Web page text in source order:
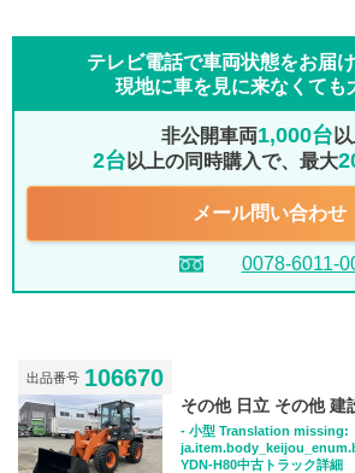
テレビ電話で車両状態をお届け
現地に車を見に来なくても
非公開車両1,000台
2台 以上の同時購入で、最大
メール問い合わせ
0078-6011-
出品番号 106670
その他 日立 その他 建
- 小型 Translation missing:
YDN-H80中古トラック詳細